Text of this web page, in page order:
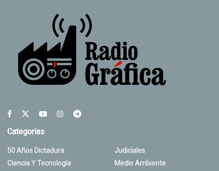
Categorias
50 Años Dictadura
Ciencia Y Tecnología
Judiciales
Medio Ambiente